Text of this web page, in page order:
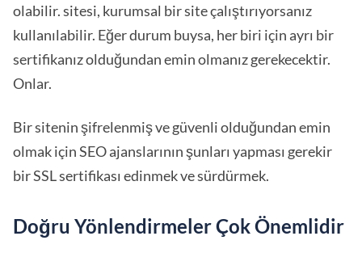
olabilir. sitesi, kurumsal bir site çalıştırıyorsanız
kullanılabilir. Eğer durum buysa, her biri için ayrı bir
sertifikanız olduğundan emin olmanız gerekecektir.
Onlar.
Bir sitenin şifrelenmiş ve güvenli olduğundan emin
olmak için SEO ajanslarının şunları yapması gerekir
bir SSL sertifikası edinmek ve sürdürmek.
Doğru Yönlendirmeler Çok Önemlidir